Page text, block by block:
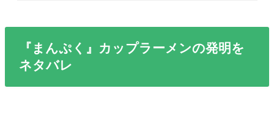
『まんぷく』カップラーメンの発明を
ネタバレ